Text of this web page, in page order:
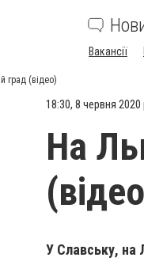
Вакансії
град (відео)
18:30, 8 червня 2020
На
У Славську, на